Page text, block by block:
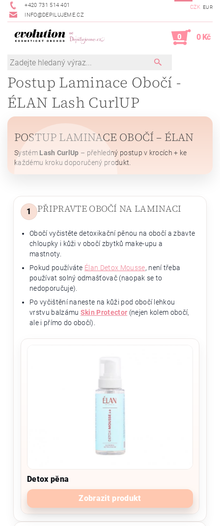
+420 731 514 401
INFO@DEPILUJEME.CZ
CZK EUR
0 0 Kč
Postup Laminace Obočí -
ÉLAN Lash CurlUP
POSTUP LAMINACE OBOČÍ – ÉLAN
Systém Lash CurlUp – přehledný postup v krocích + ke
každému kroku doporučený produkt.
1 PŘIPRAVTE OBOČÍ NA LAMINACI
Obočí vyčistěte detoxikační pěnou na obočí a zbavte
chloupky i kůži v obočí zbytků make-upu a
mastnoty.
Pokud používáte Élan Detox Mousse, není třeba
používat solný odmašťovač (naopak se to
nedoporučuje).
Po vyčištění naneste na kůži pod obočí lehkou
vrstvu balzámu Skin Protector (nejen kolem obočí,
ale i přímo do obočí).
Detox pěna
Zobrazit produkt